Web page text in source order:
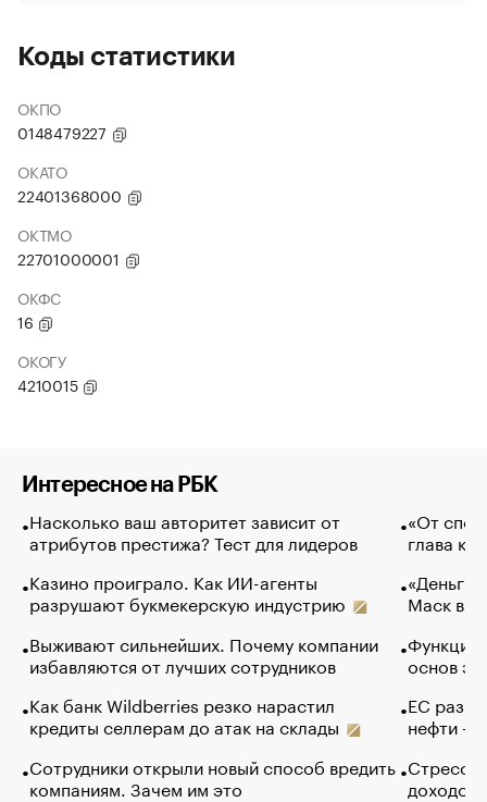
Коды статистики
ОКПО
0148479227
ОКАТО
22401368000
ОКТМО
22701000001
ОКФС
16
ОКОГУ
4210015
Интересное на РБК
Насколько ваш авторитет зависит от
атрибутов престижа? Тест для лидеров
Казино проиграло. Как ИИ-агенты
разрушают букмекерскую индустрию
Выживают сильнейших. Почему компании
избавляются от лучших сотрудников
Как банк Wildberries резко нарастил
кредиты селлерам до атак на склады
Сотрудники открыли новый способ вредить
компаниям. Зачем им это
«От
глава
«Деньги
Маск в
Функции
основ
ЕС
нефти —
Стресс
доходов